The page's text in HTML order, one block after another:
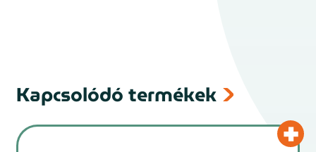
Kapcsolódó termékek